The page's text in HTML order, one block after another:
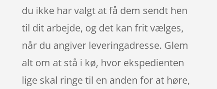
du ikke har valgt at få dem sendt hen
til dit arbejde, og det kan frit vælges,
når du angiver leveringadresse. Glem
alt om at stå i kø, hvor ekspedienten
lige skal ringe til en anden for at høre,